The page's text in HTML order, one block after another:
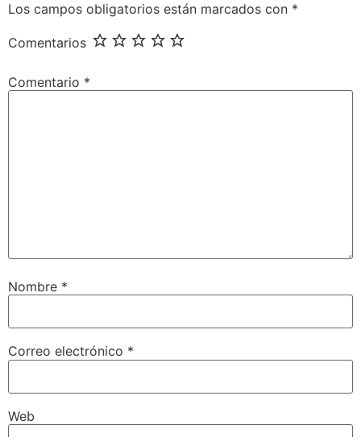
Los campos obligatorios están marcados con *
Comentarios
Comentario *
Nombre *
Correo electrónico *
Web